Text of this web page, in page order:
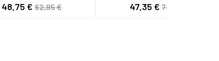
48,75 € 62,95 € 47,35 € 74,95 €